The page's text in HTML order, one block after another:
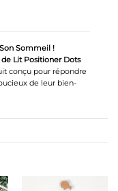
Sommeil !
Lit Positioner Dots
conçu pour répondre
de leur bien-